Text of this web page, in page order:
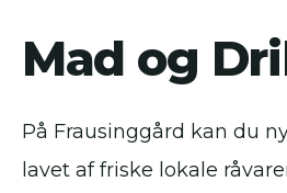
Mad og
På Frausinggård kan du
lavet af friske lokale